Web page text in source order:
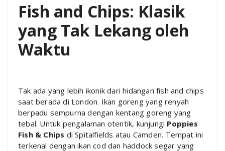
Fish and Chips: Klasik
yang Tak Lekang oleh
Waktu
Tak ada yang lebih ikonik dari hidangan fish and chips
saat berada di London. Ikan goreng yang renyah
berpadu sempurna dengan kentang goreng yang
tebal. Untuk pengalaman otentik, kunjungi Poppies
Fish & Chips di Spitalfields atau Camden. Tempat ini
terkenal dengan ikan cod dan haddock segar yang